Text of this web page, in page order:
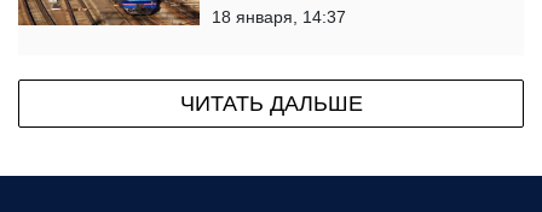
18 января, 14:37
ЧИТАТЬ ДАЛЬШЕ